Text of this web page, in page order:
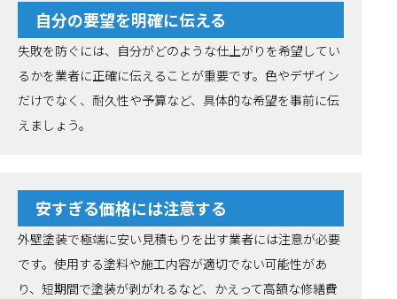
自分の要望を明確に伝える
失敗を防ぐには、自分がどのような仕上がりを希望してい
るかを業者に正確に伝えることが重要です。色やデザイン
だけでなく、耐久性や予算など、具体的な希望を事前に伝
えましょう。
安すぎる価格には注意する
外壁塗装で極端に安い見積もりを出す業者には注意が必要
です。使用する塗料や施工内容が適切でない可能性があ
り、短期間で塗装が剥がれるなど、かえって高額な修繕費